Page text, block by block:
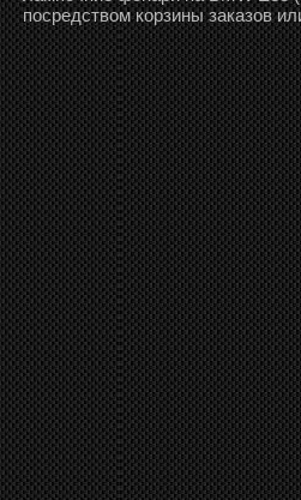
посредством корзины заказов